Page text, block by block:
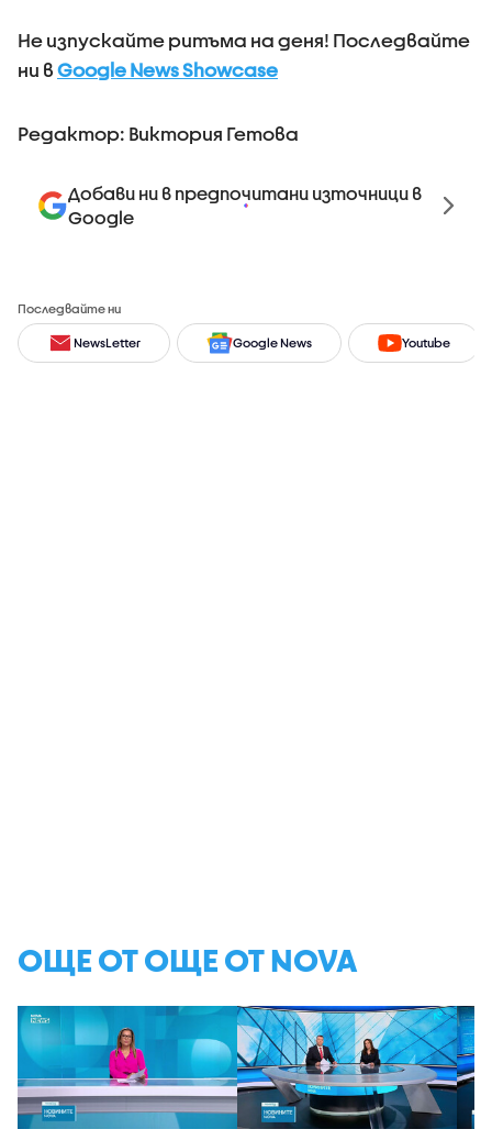
Не изпускайте ритъма на деня! Последвайте
ни в Google News Showcase
Редактор: Виктория Гетова
Добави ни в предпочитани източници в
Google
Последвайте ни
NewsLetter Google News Youtube
ОЩЕ ОТ ОЩЕ ОТ NOVA